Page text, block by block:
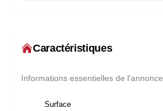
Caractéristiques
Informations essentielles de l'annonce
Surface